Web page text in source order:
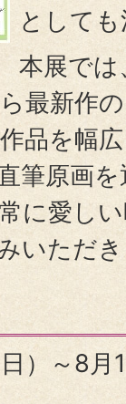
として
本展で
最新作
品を幅
筆原画
に愛し
いただ
）～8月